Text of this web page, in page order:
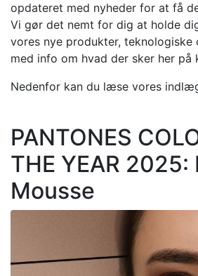
opdateret med nyheder for at få
Vi gør det nemt for dig at holde
vores nye produkter, teknologiske
med info om hvad der sker her på
Nedenfor kan du læse vores
PANTONES
THE YEAR 2025:
Mousse